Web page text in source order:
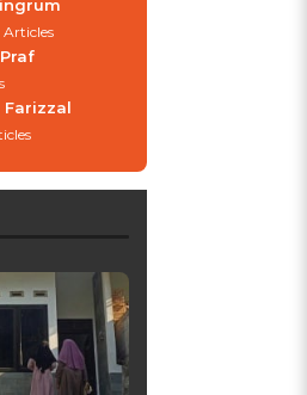
Articles
Farizzal